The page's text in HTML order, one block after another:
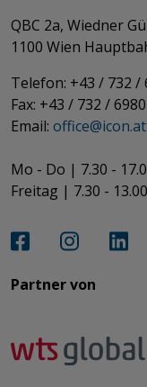
QBC 2a, Wiedner
​​​​​​​1100 Wien
Telefon: +43 / 732 /
Fax: +43 / 732 /
​​​​​​​Email: office@­icon.at
Mo - Do | 7.30 -
Freitag | 7.30 -
Partner von​​​​​​